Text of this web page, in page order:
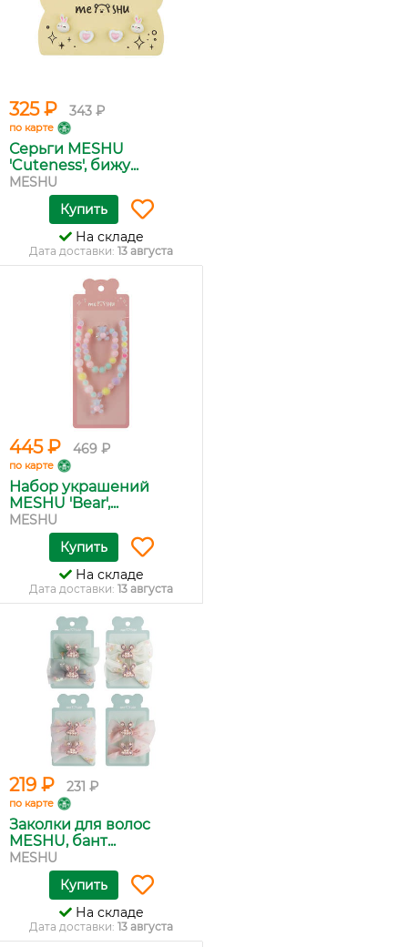
325 ₽ 343 ₽
по карте
Серьги MESHU
'Cuteness', бижу...
MESHU
Купить
На складе
Дата доставки: 13 августа
445 ₽ 469 ₽
по карте
Набор украшений
MESHU 'Bear',...
MESHU
Купить
На складе
Дата доставки: 13 августа
219 ₽ 231 ₽
по карте
Заколки для волос
MESHU, бант...
MESHU
Купить
На складе
Дата доставки: 13 августа